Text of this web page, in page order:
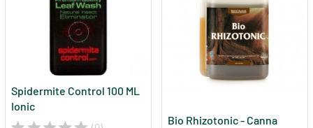
Spidermite Control 100 ML
Ionic
Bio Rhizotonic - Canna